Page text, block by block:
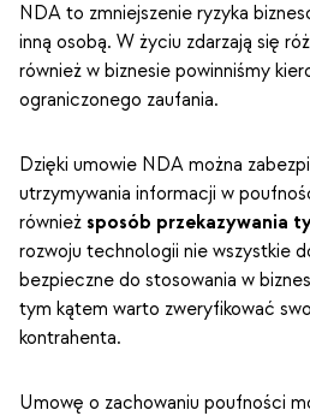
NDA to zmniejszenie ryzyka
inną osobą. W życiu zdarzają się
również w biznesie powinniśmy
ograniczonego zaufania.
Dzięki umowie NDA można
utrzymywania informacji w
również sposób przekazywania
rozwoju technologii nie wszystkie
bezpieczne do stosowania w
tym kątem warto zweryfikować
kontrahenta.
Umowę o zachowaniu poufności